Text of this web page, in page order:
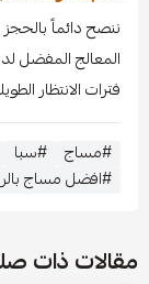
ننصح دائماً بالحجز
المعالج المفضل
فترات الانتظار
#مساج #سبا
#افضل مساج
مقالات ذات